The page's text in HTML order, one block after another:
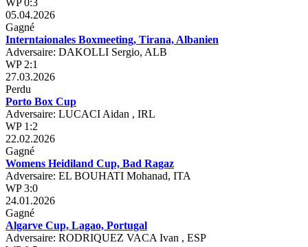
WP 0:3
05.04.2026
Gagné
Interntaionales Boxmeeting, Tirana, Albanien
Adversaire: DAKOLLI Sergio, ALB
WP 2:1
27.03.2026
Perdu
Porto Box Cup
Adversaire: LUCACI Aidan , IRL
WP 1:2
22.02.2026
Gagné
Womens Heidiland Cup, Bad Ragaz
Adversaire: EL BOUHATI Mohanad, ITA
WP 3:0
24.01.2026
Gagné
Algarve Cup, Lagao, Portugal
Adversaire: RODRIQUEZ VACA Ivan , ESP